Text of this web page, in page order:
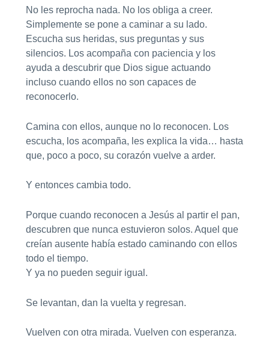
No les reprocha nada. No los obliga a creer.
Simplemente se pone a caminar a su lado.
Escucha sus heridas, sus preguntas y sus
silencios. Los acompaña con paciencia y los
ayuda a descubrir que Dios sigue actuando
incluso cuando ellos no son capaces de
reconocerlo.
Camina con ellos, aunque no lo reconocen. Los
escucha, los acompaña, les explica la vida… hasta
que, poco a poco, su corazón vuelve a arder.
Y entonces cambia todo.
Porque cuando reconocen a Jesús al partir el pan,
descubren que nunca estuvieron solos. Aquel que
creían ausente había estado caminando con ellos
todo el tiempo.
Y ya no pueden seguir igual.
Se levantan, dan la vuelta y regresan.
Vuelven con otra mirada. Vuelven con esperanza.